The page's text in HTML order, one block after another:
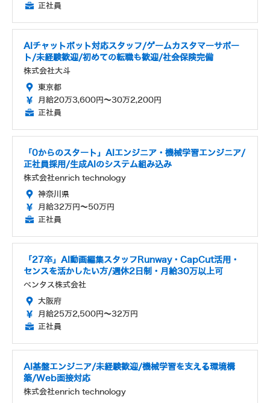
正社員
AIチャットボット対応スタッフ/ゲームカスタマーサポー
ト/未経験歓迎/初めての転職も歓迎/社会保険完備
株式会社大斗
東京都
月給20万3,600円～30万2,200円
正社員
「0からのスタート」AIエンジニア・機械学習エンジニア/
正社員採用/生成AIのシステム組み込み
株式会社enrich technology
神奈川県
月給32万円～50万円
正社員
「27卒」AI動画編集スタッフRunway・CapCut活用・
センスを活かしたい方/週休2日制・月給30万以上可
ベンタス株式会社
大阪府
月給25万2,500円～32万円
正社員
AI基盤エンジニア/未経験歓迎/機械学習を支える環境構
築/Web面接対応
株式会社enrich technology